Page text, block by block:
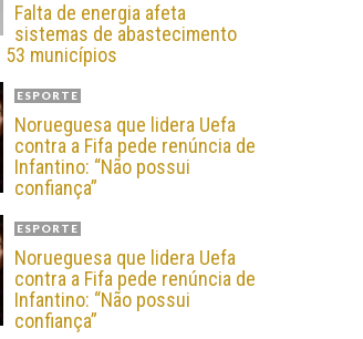
Falta de energia afeta
sistemas de abastecimento
53 municípios
ESPORTE
Norueguesa que lidera Uefa
contra a Fifa pede renúncia de
Infantino: “Não possui
confiança”
ESPORTE
Norueguesa que lidera Uefa
contra a Fifa pede renúncia de
Infantino: “Não possui
confiança”